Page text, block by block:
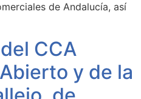
de Andalucía, así
CCA
y de la